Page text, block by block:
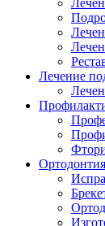
Лечение
Ортодонтия